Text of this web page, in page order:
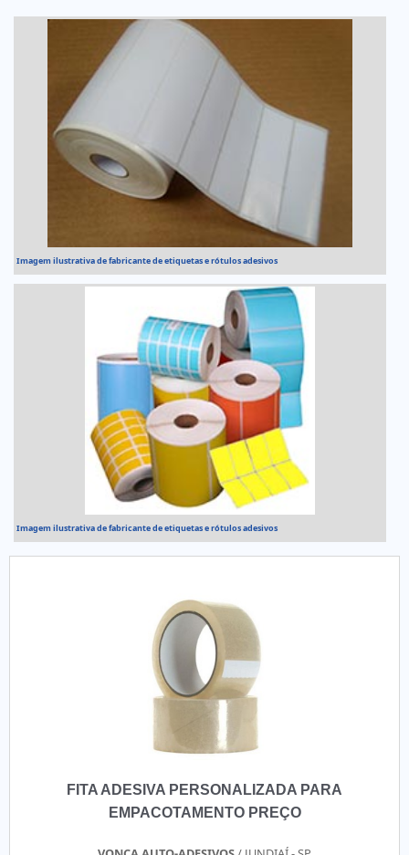
frequentes de pro...
Imagem ilustrativa de fabricante de etiquetas e rótulos adesivos
Imagem ilustrativa de fabricante de etiquetas e rótulos adesivos
FITA ADESIVA PERSONALIZADA PARA
EMPACOTAMENTO PREÇO